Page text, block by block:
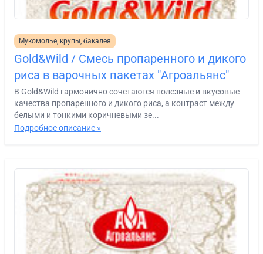
Мукомолье, крупы, бакалея
Gold&Wild / Смесь пропаренного и дикого
риса в варочных пакетах "Агроальянс"
В Gold&Wild гармонично сочетаются полезные и вкусовые
качества пропаренного и дикого риса, а контраст между
белыми и тонкими коричневыми зе...
Подробное описание »